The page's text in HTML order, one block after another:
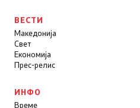
ВЕСТИ
Македонија
Свет
Економија
Прес-релис
ИНФО
Време